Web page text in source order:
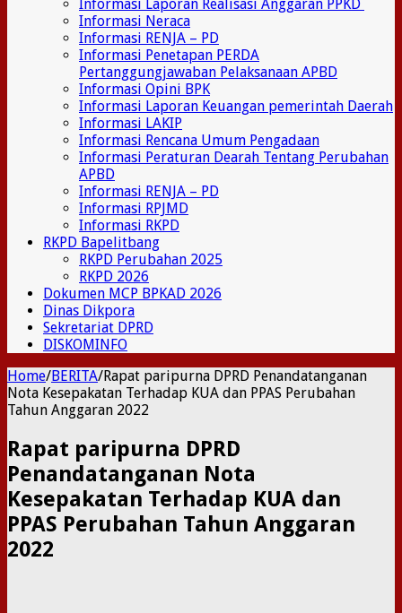
Informasi Laporan Realisasi Anggaran PPKD
Informasi Neraca
Informasi RENJA – PD
Informasi Penetapan PERDA
Pertanggungjawaban Pelaksanaan APBD
Informasi Opini BPK
Informasi Laporan Keuangan pemerintah Daerah
Informasi LAKIP
Informasi Rencana Umum Pengadaan
Informasi Peraturan Dearah Tentang Perubahan
APBD
Informasi RENJA – PD
Informasi RPJMD
Informasi RKPD
RKPD Bapelitbang
RKPD Perubahan 2025
RKPD 2026
Dokumen MCP BPKAD 2026
Dinas Dikpora
Sekretariat DPRD
DISKOMINFO
Home/BERITA/Rapat paripurna DPRD Penandatanganan
Nota Kesepakatan Terhadap KUA dan PPAS Perubahan
Tahun Anggaran 2022
Rapat paripurna DPRD
Penandatanganan Nota
Kesepakatan Terhadap KUA dan
PPAS Perubahan Tahun Anggaran
2022